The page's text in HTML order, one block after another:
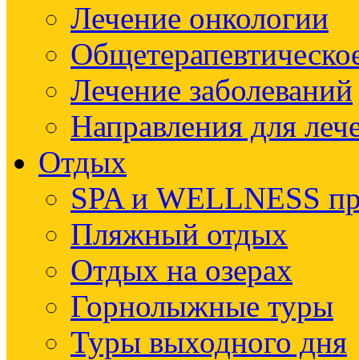
Лечение онкологии
Лечение заболеваний
Направления для
Отдых
SPA и WELLNESS
Пляжный отдых
Отдых на озерах
Горнолыжные туры
Туры выходного дня